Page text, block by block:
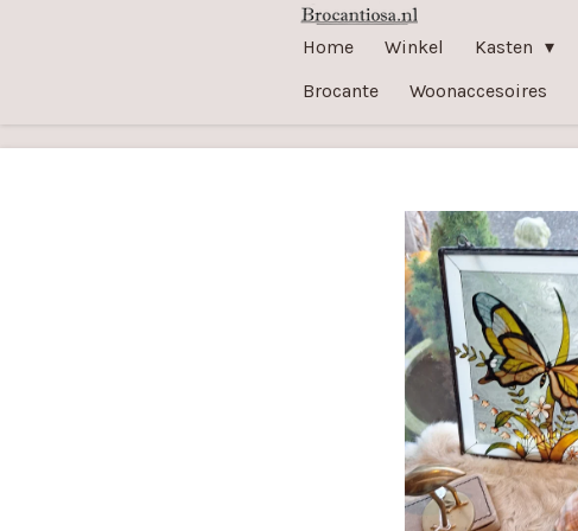
hoofdinhoud
Home Winkel Kasten
Brocante
Woonaccesoires